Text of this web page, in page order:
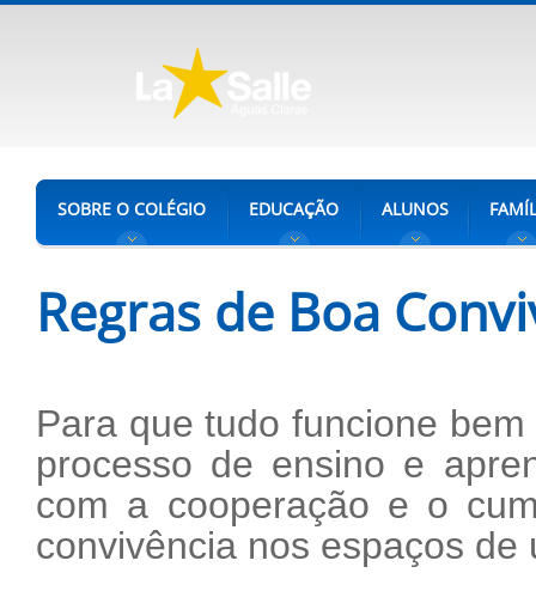
SOBRE O COLÉGIO EDUCAÇÃO ALUNOS
Regras de Boa
Para que tudo funcione
processo de ensino e
com a cooperação e o
convivência nos espaços de